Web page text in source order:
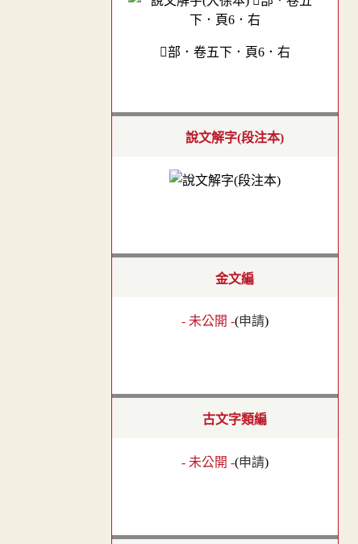
󰨷部．卷五下．頁6．右
說文解字(段注本)
金文編
- 未公開 -(申請)
古文字類編
- 未公開 -(申請)